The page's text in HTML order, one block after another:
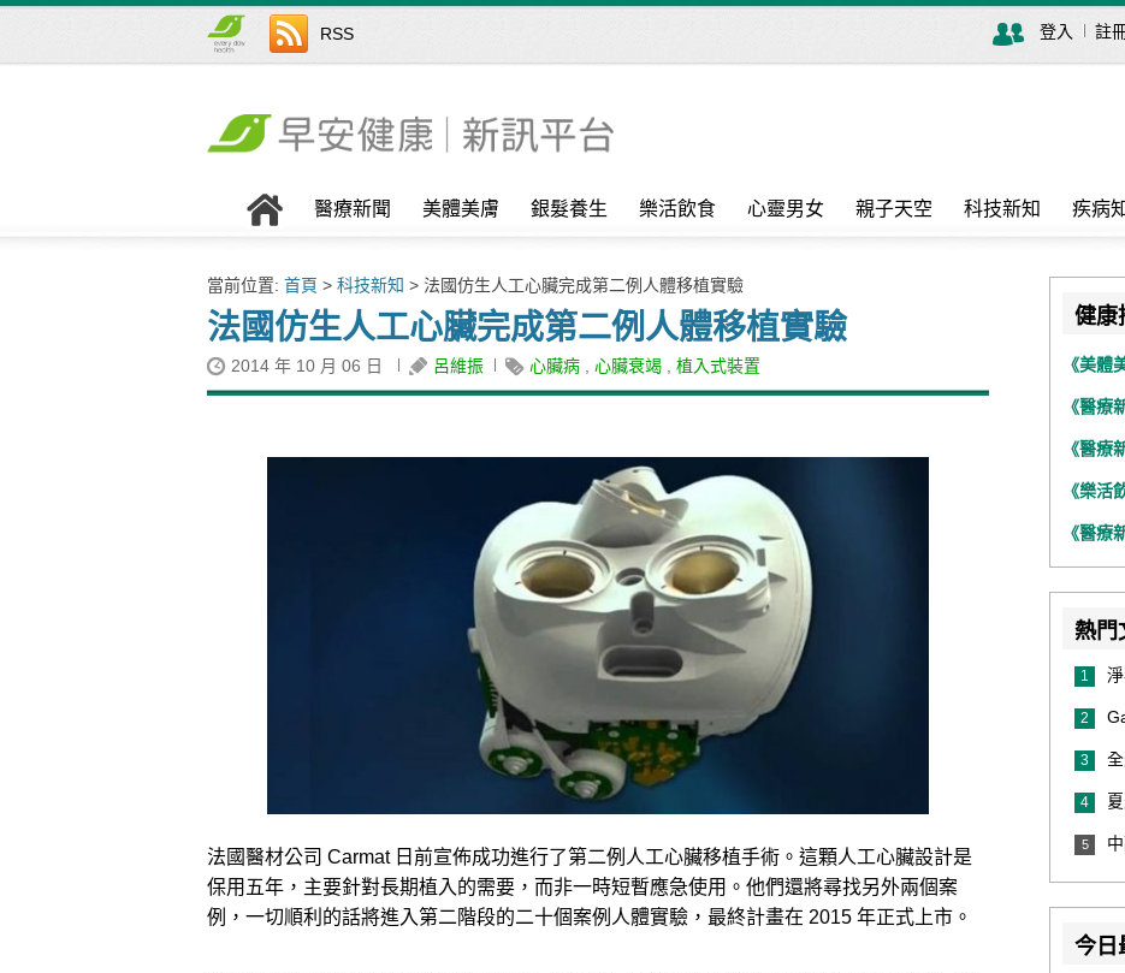
RSS 登入 註
醫療新聞 美體美膚 銀髮養生 樂活飲食 心靈男女 親子天空 科技新知 疾病
當前位置: 首頁 > 科技新知 > 法國仿生人工心臟完成第二例人體移植實驗
法國仿生人工心臟完成第二例人體移植實驗
2014 年 10 月 06 日 呂維振 心臟病 心臟衰竭 植入式裝置
法國醫材公司 Carmat 日前宣佈成功進行了第二例人工心臟移植手術。這顆人工心臟設計是
保用五年，主要針對長期植入的需要，而非一時短暫應急使用。他們還將尋找另外兩個案
例，一切順利的話將進入第二階段的二十個案例人體實驗，最終計畫在 2015 年正式上市。
健康
《美體
《醫療
《醫療
《樂活
《醫療
熱門
1 淨
2 Garmin
3 全天
4 夏
5 中
今日